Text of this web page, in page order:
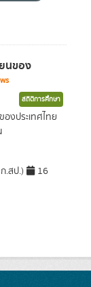
นของ
สถิติการศึกษา
งประเทศไทย
.สป.)
16